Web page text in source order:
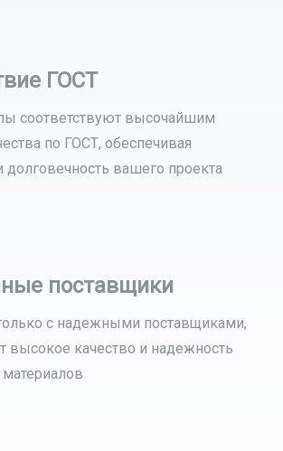
ГОСТ
соответствуют высочайшим
по ГОСТ, обеспечивая
долговечность вашего проекта
поставщики
с надежными поставщиками,
высокое качество и надежность